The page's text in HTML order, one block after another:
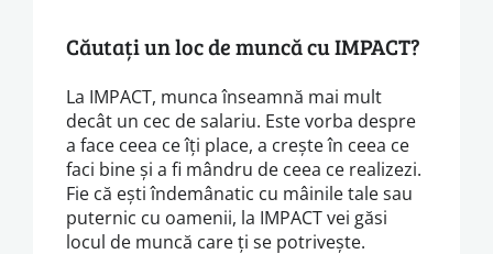
Căutați un loc de muncă cu IMPACT?
La IMPACT, munca înseamnă mai mult
decât un cec de salariu. Este vorba despre
a face ceea ce îți place, a crește în ceea ce
faci bine și a fi mândru de ceea ce realizezi.
Fie că ești îndemânatic cu mâinile tale sau
puternic cu oamenii, la IMPACT vei găsi
locul de muncă care ți se potrivește.